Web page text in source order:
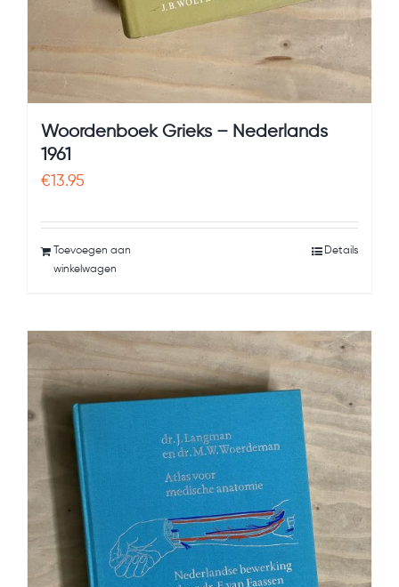
Woordenboek Grieks – Nederlands
1961
€13.95
Toevoegen aan
winkelwagen
Details